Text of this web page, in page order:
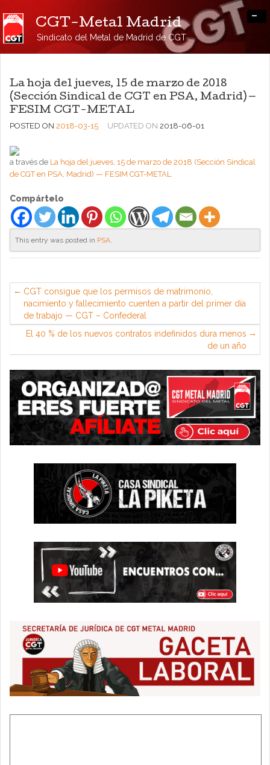
CGT-Metal Madrid
Sindicato del Metal de Madrid de CGT
-
La hoja del jueves, 15 de marzo de 2018
(Sección Sindical de CGT en PSA, Madrid) —
FESIM CGT-METAL
POSTED ON 2018-03-15 UPDATED ON 2018-06-01
a través de La hoja del jueves, 15 de marzo de 2018 (Sección Sindical
de CGT en PSA, Madrid) — FESIM CGT-METAL
Compártelo
This entry was posted in PSA.
CGT consigue que los permisos de matrimonio,
nacimiento y fallecimiento cuenten a partir del primer día
de trabajo — CGT – Confederal
El 40 % de los nuevos contratos indefinidos dura menos
de un año